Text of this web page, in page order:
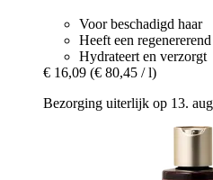
Voor beschadigd haar
Heeft een
Hydrateert en verzorgt
€ 16,09 (€ 80,45 / l)
Bezorging uiterlijk op 13.